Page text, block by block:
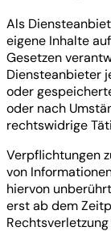
Als
eigene Inhalte
Gesetzen
Diensteanbieter
oder
oder nach
rechtswidrige
Verpflichtungen
von
hiervon
erst ab dem